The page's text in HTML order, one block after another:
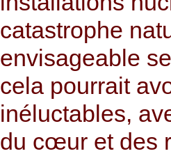
catastrophe
envisageable
cela pourrait
inéluctables,
du cœur et des